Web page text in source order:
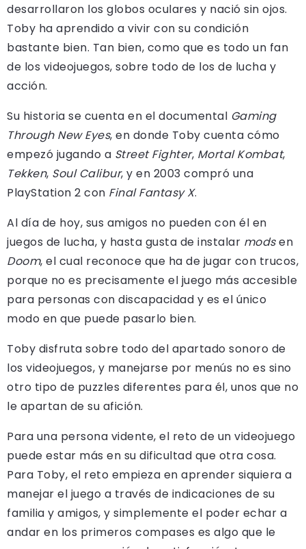
desarrollaron los globos oculares y nació sin ojos.
Toby ha aprendido a vivir con su condición
bastante bien. Tan bien, como que es todo un fan
de los videojuegos, sobre todo de los de lucha y
acción.
Su historia se cuenta en el documental Gaming
Through New Eyes, en donde Toby cuenta cómo
empezó jugando a Street Fighter, Mortal Kombat,
Tekken, Soul Calibur, y en 2003 compró una
PlayStation 2 con Final Fantasy X.
Al día de hoy, sus amigos no pueden con él en
juegos de lucha, y hasta gusta de instalar modsen
Doom, el cual reconoce que ha de jugar con trucos,
porque no es precisamente el juego más accesible
para personas con discapacidad y es el único
modo en que puede pasarlo bien.
Toby disfruta sobre todo del apartado sonoro de
los videojuegos, y manejarse por menús no es sino
otro tipo de puzzles diferentes para él, unos que no
le apartan de su afición.
Para una persona vidente, el reto de un videojuego
puede estar más en su dificultad que otra cosa.
Para Toby, el reto empieza en aprender siquiera a
manejar el juego a través de indicaciones de su
familia y amigos, y simplemente el poder echar a
andar en los primeros compases es algo que le